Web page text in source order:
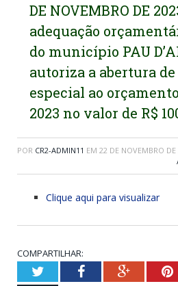
DE NOVEMBRO DE
adequação
do município PAU
autoriza a abertura
especial ao
2023 no valor de R$
POR CR2-ADMIN11 EM 22 DE NOVEMBRO DE
Clique aqui para visualizar
COMPARTILHAR:
TwitterFacebookGoogle+